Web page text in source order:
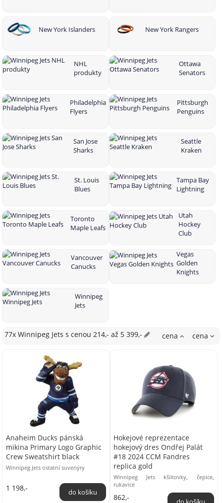
New York Islanders New York Rangers
NHL
produkty
Ottawa
Senators
Philadelphia
Flyers
Pittsburgh
Penguins
San Jose
Sharks
Seattle
Kraken
St. Louis
Blues
Tampa Bay
Lightning
Toronto
Maple Leafs
Utah
Hockey
Club
Vancouver
Canucks
Vegas
Golden
Knights
Winnipeg
Jets
cena cena
77x Winnipeg Jets s cenou214,- až 5 399,-
Anaheim Ducks pánská
mikina Primary Logo Graphic
Crew Sweatshirt black
Winnipeg Jets ostatní suvenýry
1 198,-
Hokejové reprezentace
hokejový dres Ondřej Palát
#18 2024 CCM Fandres
replica gold
Winnipeg Jets kšiltovky, čepice,
rukavice
862,-